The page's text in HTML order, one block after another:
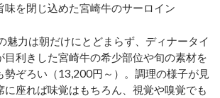
味を閉じ込めた宮崎牛のサーロイン
魅力は朝だけにとどまらず、ディナータイ
目利きした宮崎牛の希少部位や旬の素材を
勢ぞろい（13,200円～）。調理の様子が見
に座れば味覚はもちろん、視覚や嗅覚でも